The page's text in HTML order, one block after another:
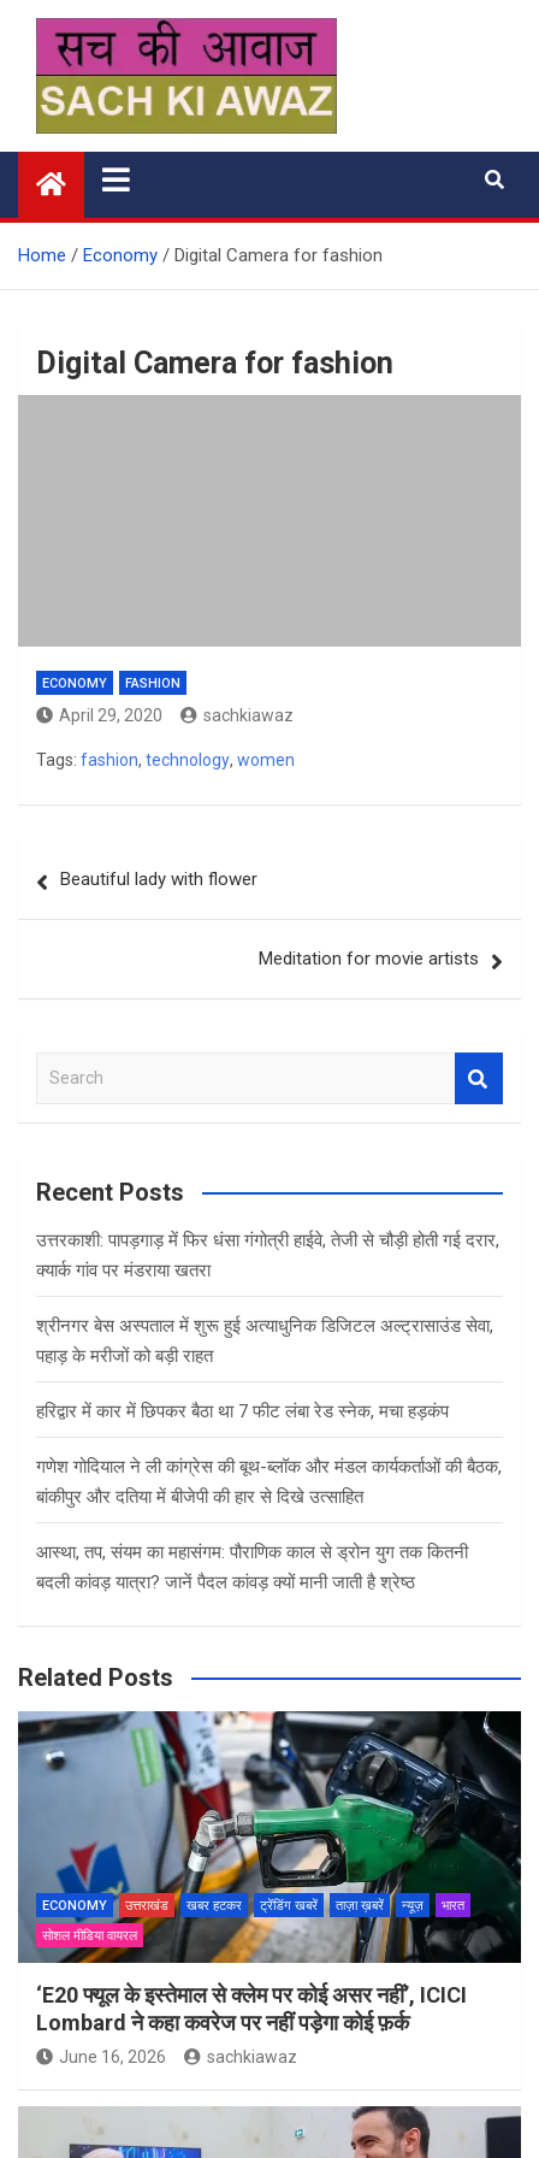
content
सच की आवाज
Home Economy Digital Camera for fashion
Digital Camera for fashion
ECONOMY FASHION
April 29, 2020 sachkiawaz
Tags: fashion, technology, women
navigation
Beautiful lady with flower
Meditation for movie artists
a
c
Recent Posts
उत्तरकाशी: पापड़गाड़ में फिर धंसा गंगोत्री हाईवे, तेजी से चौड़ी होती गई दरार,
क्यार्क गांव पर मंडराया खतरा
श्रीनगर बेस अस्पताल में शुरू हुई अत्याधुनिक डिजिटल अल्ट्रासाउंड सेवा,
पहाड़ के मरीजों को बड़ी राहत
हरिद्वार में कार में छिपकर बैठा था 7 फीट लंबा रेड स्नेक, मचा हड़कंप
गणेश गोदियाल ने ली कांग्रेस की बूथ-ब्लॉक और मंडल कार्यकर्ताओं की बैठक,
बांकीपुर और दतिया में बीजेपी की हार से दिखे उत्साहित
आस्था, तप, संयम का महासंगम: पौराणिक काल से ड्रोन युग तक कितनी
बदली कांवड़ यात्रा? जानें पैदल कांवड़ क्यों मानी जाती है श्रेष्ठ
Related Posts
ECONOMY उत्तराखंड खबर हटकर ट्रेंडिंग खबरें ताज़ा ख़बरें न्यूज़
भारत
सोशल मीडिया वायरल
‘E20 फ्यूल के इस्तेमाल से क्लेम पर कोई असर नहीं’, ICICI
Lombard ने कहा कवरेज पर नहीं पड़ेगा कोई फ़र्क
June 16, 2026 sachkiawaz